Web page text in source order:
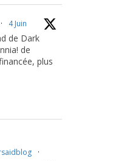
· 4 Juin
de Dark
de
plus
·